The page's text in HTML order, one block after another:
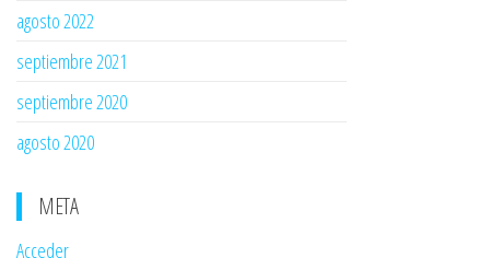
agosto 2022
septiembre 2021
septiembre 2020
agosto 2020
META
Acceder